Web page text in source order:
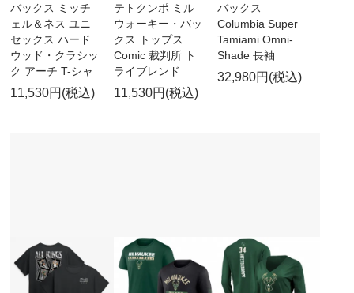
バックス ミッチ
ェル＆ネス ユニ
セックス ハード
ウッド・クラシッ
ク アーチ T-シャ
11,530円(税込)
テトクンポ ミル
ウォーキー・バッ
クス トップス
Comic 裁判所 ト
ライブレンド
11,530円(税込)
バックス
Columbia Super
Tamiami Omni-
Shade 長袖
32,980円(税込)